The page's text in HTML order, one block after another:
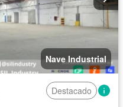
Nave Industrial
Destacado